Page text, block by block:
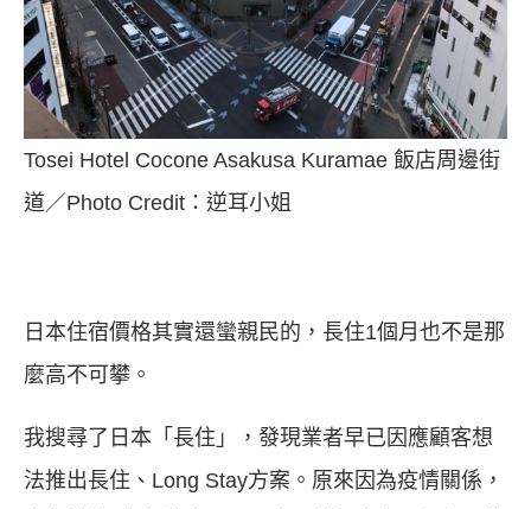
Tosei Hotel Cocone Asakusa Kuramae 飯店周邊街
道／Photo Credit：逆耳小姐
日本住宿價格其實還蠻親民的，長住1個月也不是那
麼高不可攀。
我搜尋了日本「長住」，發現業者早已因應顧客想
法推出長住、Long Stay方案。原來因為疫情關係，